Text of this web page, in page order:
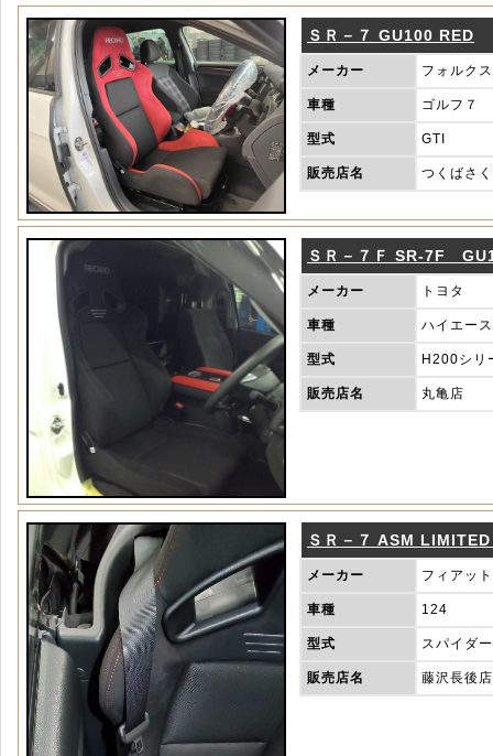
ＳＲ－７ GU100 RED
メーカー フォルク
車種 ゴルフ７
型式 GTI
販売店名 つくばさ
ＳＲ－７Ｆ SR-7F
メーカー トヨタ
車種 ハイエース
型式 H200シリ
販売店名 丸亀店
ＳＲ－７ ASM
メーカー フィアット
車種 124
型式 スパイダー
販売店名 藤沢長後店